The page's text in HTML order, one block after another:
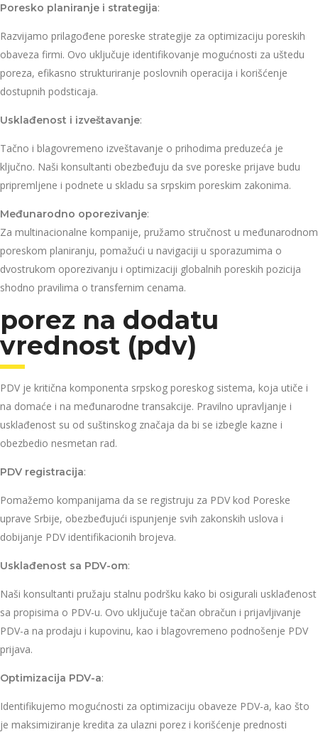
Poresko planiranje i strategija:
Razvijamo prilagođene poreske strategije za optimizaciju poreskih
obaveza firmi. Ovo uključuje identifikovanje mogućnosti za uštedu
poreza, efikasno strukturiranje poslovnih operacija i korišćenje
dostupnih podsticaja.
Usklađenost i izveštavanje:
Tačno i blagovremeno izveštavanje o prihodima preduzeća je
ključno. Naši konsultanti obezbeđuju da sve poreske prijave budu
pripremljene i podnete u skladu sa srpskim poreskim zakonima.
Međunarodno oporezivanje:
Za multinacionalne kompanije, pružamo stručnost u međunarodnom
poreskom planiranju, pomažući u navigaciji u sporazumima o
dvostrukom oporezivanju i optimizaciji globalnih poreskih pozicija
shodno pravilima o transfernim cenama.
porez na dodatu
vrednost (pdv)
PDV je kritična komponenta srpskog poreskog sistema, koja utiče i
na domaće i na međunarodne transakcije. Pravilno upravljanje i
usklađenost su od suštinskog značaja da bi se izbegle kazne i
obezbedio nesmetan rad.
PDV registracija:
Pomažemo kompanijama da se registruju za PDV kod Poreske
uprave Srbije, obezbeđujući ispunjenje svih zakonskih uslova i
dobijanje PDV identifikacionih brojeva.
Usklađenost sa PDV-om:
Naši konsultanti pružaju stalnu podršku kako bi osigurali usklađenost
sa propisima o PDV-u. Ovo uključuje tačan obračun i prijavljivanje
PDV-a na prodaju i kupovinu, kao i blagovremeno podnošenje PDV
prijava.
Optimizacija PDV-a:
Identifikujemo mogućnosti za optimizaciju obaveze PDV-a, kao što
je maksimiziranje kredita za ulazni porez i korišćenje prednosti